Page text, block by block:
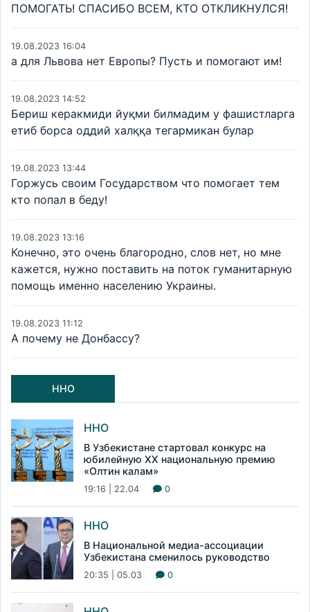
ПОМОГАТЬ! СПАСИБО ВСЕМ, КТО ОТКЛИКНУЛСЯ!
19.08.2023 16:04
а для Львова нет Европы? Пусть и помогают им!
19.08.2023 14:52
Бериш керакмиди йуқми билмадим у фашистларга
етиб борса оддий халққа тегармикан булар
19.08.2023 13:44
Горжусь своим Государством что помогает тем
кто попал в беду!
19.08.2023 13:16
Конечно, это очень благородно, слов нет, но мне
кажется, нужно поставить на поток гуманитарную
помощь именно населению Украины.
19.08.2023 11:12
А почему не Донбассу?
ННО
ННО
В Узбекистане стартовал конкурс на
юбилейную XX национальную премию
«Олтин калам»
19:16 | 22.04 0
ННО
В Национальной медиа-ассоциации
Узбекистана сменилось руководство
20:35 | 05.03 0